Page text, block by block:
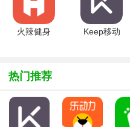
火辣健身
Keep移动
热门推荐